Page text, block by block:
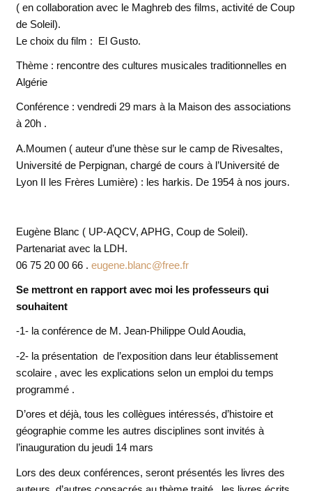
( en collaboration avec le Maghreb des films, activité de Coup
de Soleil).
Le choix du film : El Gusto.
Thème : rencontre des cultures musicales traditionnelles en
Algérie
Conférence : vendredi 29 mars à la Maison des associations
à 20h.
A.Moumen ( auteur d’une thèse sur le camp de Rivesaltes,
Université de Perpignan, chargé de cours à l’Université de
Lyon II les Frères Lumière) : les harkis. De 1954 à nos jours.
Eugène Blanc ( UP-AQCV, APHG, Coup de Soleil).
Partenariat avec la LDH.
06 75 20 00 66 . eugene.blanc@free.fr
Se mettront en rapport avec moi les professeurs qui
souhaitent
-1- la conférence de M. Jean-Philippe Ould Aoudia,
-2- la présentation de l’exposition dans leur établissement
scolaire , avec les explications selon un emploi du temps
programmé .
D’ores et déjà, tous les collègues intéressés, d’histoire et
géographie comme les autres disciplines sont invités à
l’inauguration du jeudi 14 mars
Lors des deux conférences, seront présentés les livres des